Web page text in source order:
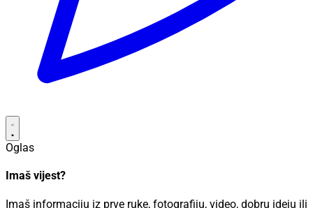
Oglas
Imaš vijest?
Imaš informaciju iz prve ruke, fotografiju, video, dobru ideju ili